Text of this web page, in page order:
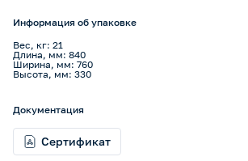
Информация об упаковке
Вес, кг: 21
Длина, мм: 840
Ширина, мм: 760
Высота, мм: 330
Документация
Сертификат